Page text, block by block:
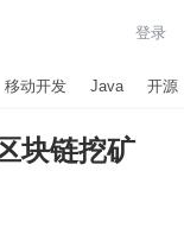
登录
移动开发 Java 开源
块链挖矿